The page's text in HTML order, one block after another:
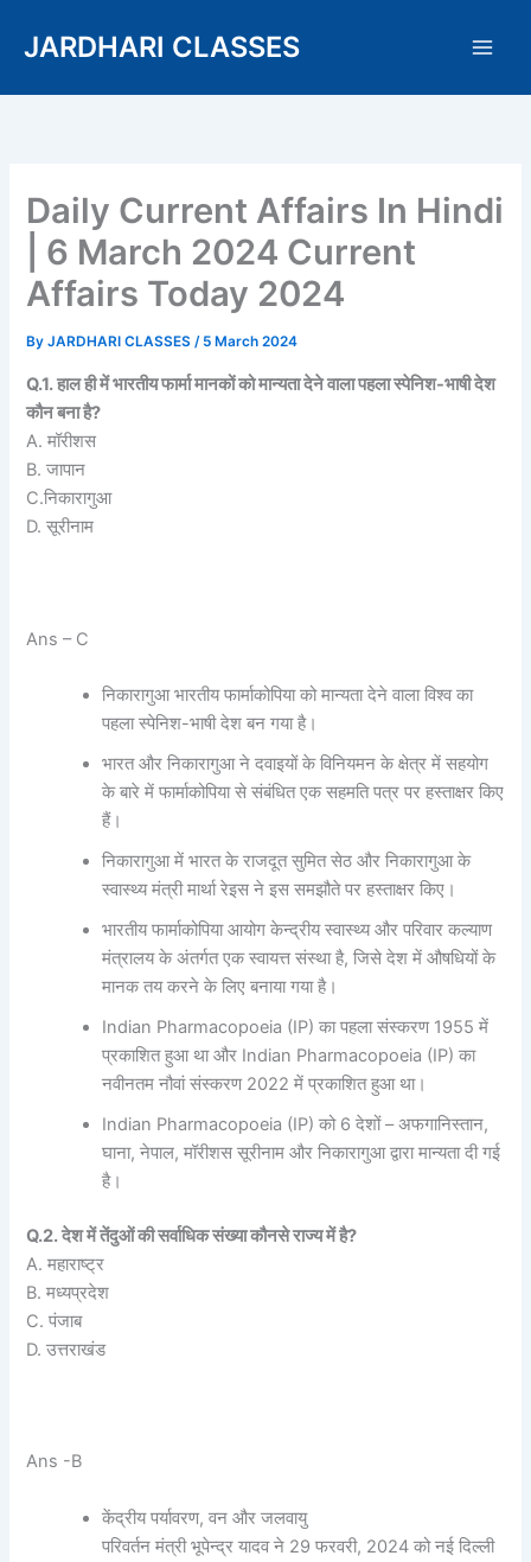
JARDHARI CLASSES
Daily Current Affairs In Hindi
| 6 March 2024 Current
Affairs Today 2024
ByJARDHARI CLASSES/ 5 March 2024
Q.1. हाल ही में भारतीय फार्मा मानकों को मान्यता देने वाला पहला स्पेनिश-भाषी देश
कौन बना है?
A. मॉरीशस
B. जापान
C.निकारागुआ
D. सूरीनाम
Ans – C
निकारागुआ भारतीय फार्माकोपिया को मान्‍यता देने वाला विश्‍व का
पहला स्‍पेनिश-भाषी देश बन गया है।
भारत और निकारागुआ ने दवाइयों के विनि‍यमन के क्षेत्र में सहयोग
के बारे में फार्माकोपिया से संबंधित एक सहमति पत्र पर हस्‍ताक्षर किए
हैं।
निकारागुआ में भारत के राजदूत सुमित सेठ और निकारागुआ के
स्वास्थ्य मंत्री मार्था रेइस ने इस समझौते पर हस्‍ताक्षर किए।
भारतीय फार्माकोपिया आयोग केन्‍द्रीय स्‍वास्‍थ्‍य और परिवार कल्‍याण
मंत्रालय के अंतर्गत एक स्वायत्त संस्‍था है, जिसे देश में औषधियों के
मानक तय करने के लिए बनाया गया है।
Indian Pharmacopoeia (IP) ​​का पहला संस्करण 1955 में
प्रकाशित हुआ था और Indian Pharmacopoeia (IP) का
नवीनतम नौवां संस्करण 2022 में प्रकाशित हुआ था।
Indian Pharmacopoeia (IP) को 6 देशों – अफगानिस्तान,
घाना, नेपाल, मॉरीशस सूरीनाम और निकारागुआ द्वारा मान्यता दी गई
है।
Q.2. देश में तेंदुओं की सर्वाधिक संख्या कौनसे राज्य में है?
A. महाराष्ट्र
B. मध्यप्रदेश
C. पंजाब
D. उत्तराखंड
Ans -B
केंद्रीय पर्यावरण, वन और जलवायु
परिवर्तन मंत्री भूपेन्द्र यादव ने 29 फरवरी, 2024 को नई दिल्ली